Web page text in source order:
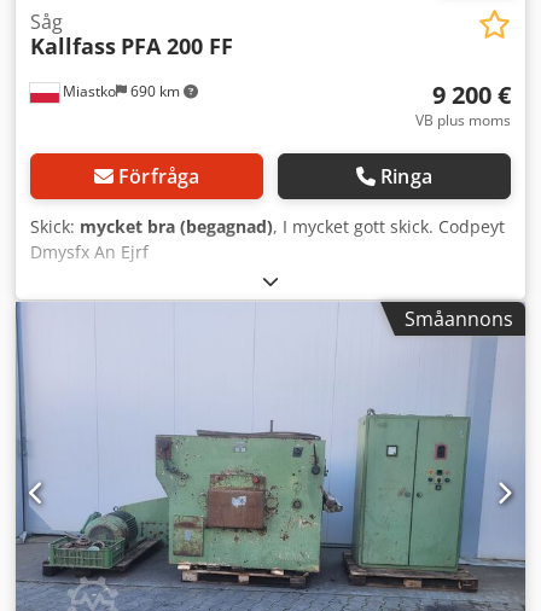
Miastko 690 km
Såg
Kallfass PFA 200 FF
9 200 €
VB plus moms
Förfråga Ringa
Skick: mycket bra (begagnad), I mycket gott skick. Codpeyt
Dmysfx An Ejrf
Småannons